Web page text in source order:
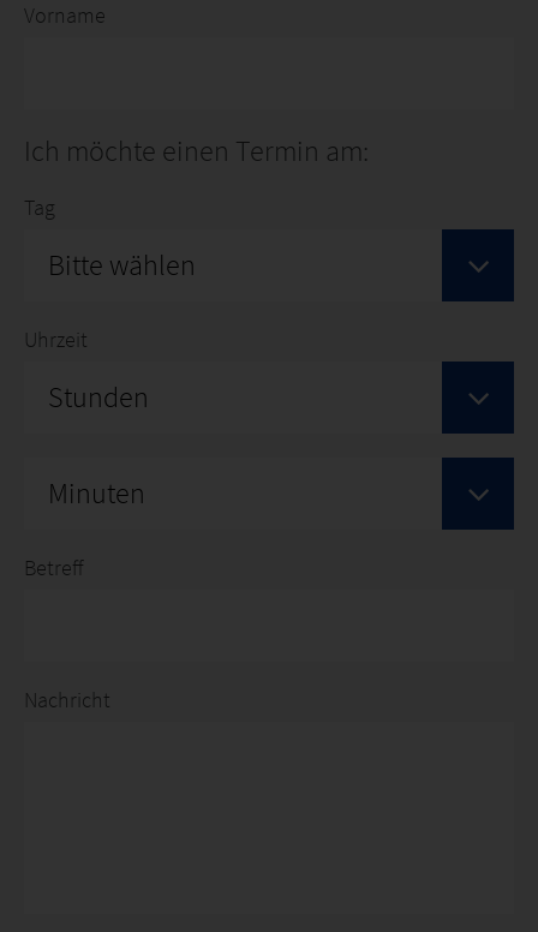
Vorname
Ich möchte einen Termin am:
Tag
Bitte wählen
Uhrzeit
Stunden
Minuten
Betreff
Nachricht